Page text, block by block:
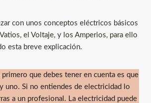
con unos conceptos eléctricos básicos
el Voltaje, y los Amperios, para ello
esta breve explicación.
primero que debes tener en cuenta es que
uno. Si no entiendes de electricidad lo
a un profesional. La electricidad puede